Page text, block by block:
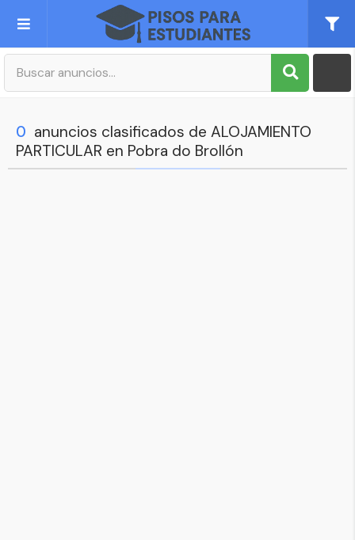
Publica tu Anuncio
Mi cuenta
0 anuncios clasificados de ALOJAMIENTO
PARTICULAR en Pobra do Brollón